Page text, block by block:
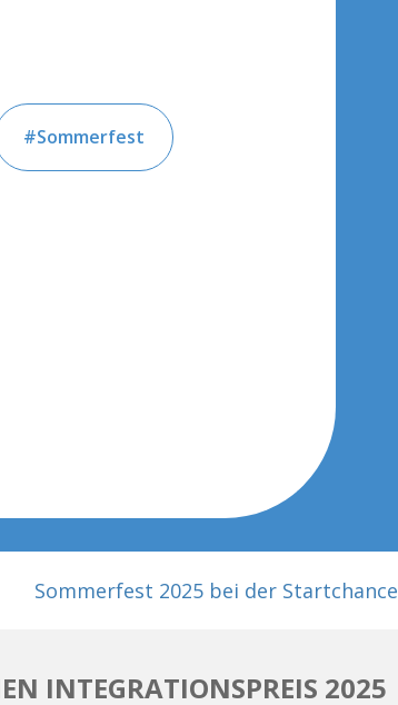
Sommerfest
Sommerfest 2025 bei der Startchance
INTEGRATIONSPREIS 2025